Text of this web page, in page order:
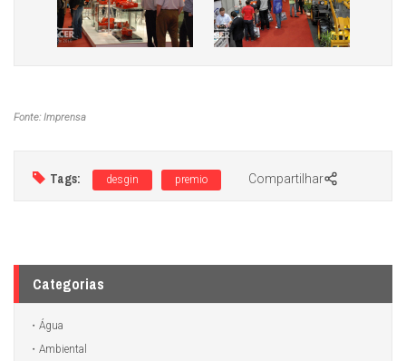
Fonte: Imprensa
Tags: desgin premio Compartilhar
Categorias
Água
Ambiental